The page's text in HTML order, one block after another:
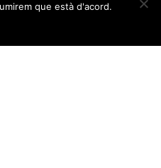
que està d'acord.